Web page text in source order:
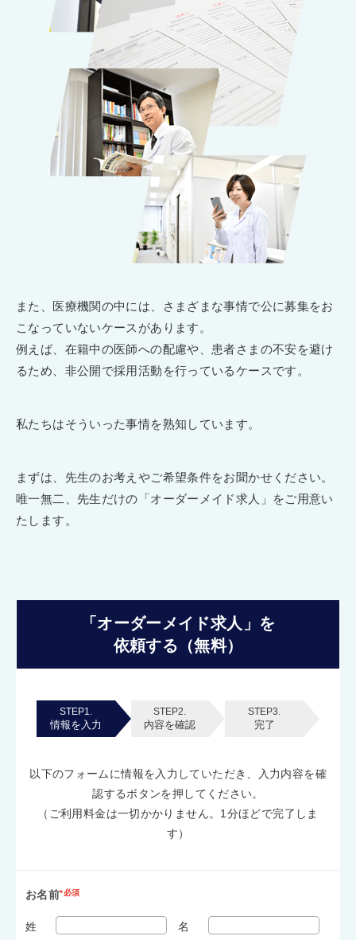
また、医療機関の中には、さまざまな事情で公に募集をお
こなっていないケースがあります。
例えば、在籍中の医師への配慮や、患者さまの不安を避け
るため、非公開で採用活動を行っているケースです。
私たちはそういった事情を熟知しています。
まずは、先生のお考えやご希望条件をお聞かせください。
唯一無二、先生だけの「オーダーメイド求人」をご用意い
たします。
「オーダーメイド求人」を
依頼する（無料）
STEP1.
情報を入力
STEP2.
内容を確認
STEP3.
完了
以下のフォームに情報を入力していただき、入力内容を確
認するボタンを押してください。
（ご利用料金は一切かかりません。1分ほどで完了しま
す）
お名前*必須
姓
名